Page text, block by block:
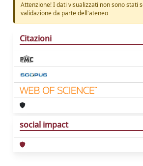
Attenzione! I dati visualizzati non sono stati
validazione da parte dell'ateneo
Citazioni
social impact